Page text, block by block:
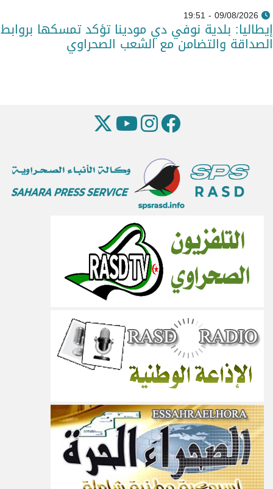
09/08/2026 - 19:51
إيطاليا: بلدية نوفي دي مودينا تؤكد تمسكها بروابط
الصداقة والتضامن مع الشعب الصحراوي